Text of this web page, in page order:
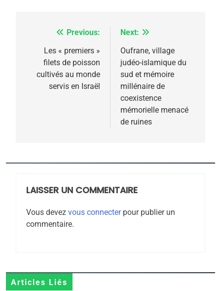
Navigation
l’article
Previous:
Les « premiers »
filets de poisson
cultivés au monde
servis en Israël
Next:
Oufrane, village
judéo-islamique du
sud et mémoire
millénaire de
coexistence
mémorielle menacé
de ruines
LAISSER UN COMMENTAIRE
Vous devez vous connecterpour publier un
commentaire.
Articles Liés
2025, l’année la plus
meurtrière selon le
rapport d’ADL contre
ISRAÉL
FIÈRE, DIGNE ET RÉSILIENTE :
MA JUDAÏTE par Thérèse
ISRAÉL JUDAISME
7
8